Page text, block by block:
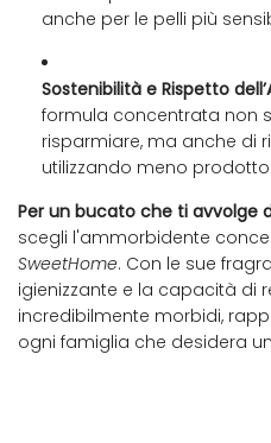
anche per le pelli più
Sostenibilità e Rispetto
formula concentrata non
risparmiare, ma anche di
utilizzando meno
Per un bucato che ti avvolge
scegli l'ammorbidente
SweetHome. Con le sue
igienizzante e la capacità di
incredibilmente morbidi,
ogni famiglia che desidera